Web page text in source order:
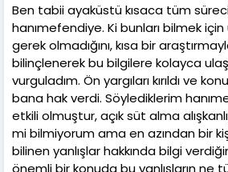
Ben tabii ayaküstü kısaca tüm
hanımefendiye. Ki bunları bilmek
gerek olmadığını, kısa bir
bilinçlenerek bu bilgilere kolayca
vurguladım. Ön yargıları kırıldı ve
bana hak verdi. Söylediklerim
etkili olmuştur, açık süt alma
mi bilmiyorum ama en azından bir
bilinen yanlışlar hakkında bilgi
önemli bir konuda bu yanlışların ne